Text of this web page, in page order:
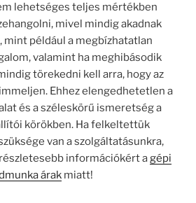
lehetséges teljes mértékben
mivel mindig akadnak
mint például a megbízhatatlan
valamint ha meghibásodik
törekedni kell arra, hogy az
Ehhez elengedhetetlen a
és a széleskörű ismeretség a
körökben. Ha felkeltettük
van a szolgáltatásunkra,
információkért agépi
árak miatt!